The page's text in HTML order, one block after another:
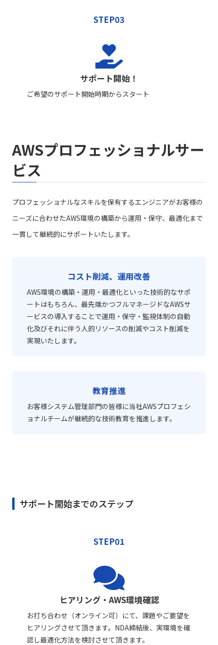
STEP03
サポート開始！
ご希望のサポート開始時期からスタート
AWSプロフェッショナルサー
ビス
プロフェッショナルなスキルを保有するエンジニアがお客様の
ニーズに合わせたAWS環境の構築から運用・保守、最適化まで
一貫して継続的にサポートいたします。
コスト削減、運用改善
AWS環境の構築・運用・最適化といった技術的なサポ
ートはもちろん、最先端かつフルマネージドなAWSサ
ービスの導入することで運用・保守・監視体制の自動
化及びそれに伴う人的リソースの削減やコスト削減を
実現いたします。
教育推進
お客様システム管理部門の皆様に当社AWSプロフェシ
ョナルチームが継続的な技術教育を推進します。
サポート開始までのステップ
STEP01
ヒアリング・AWS環境確認
お打ち合わせ（オンライン可）にて、課題やご要望を
ヒアリングさせて頂きます。NDA締結後、実環境を確
認し最適化方法を検討させて頂きます。